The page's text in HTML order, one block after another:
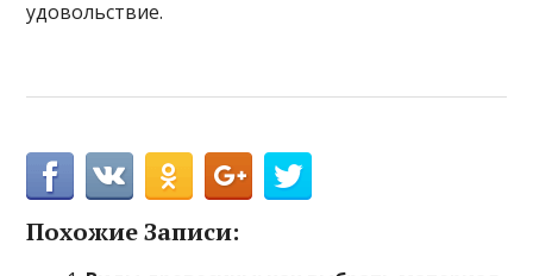
удовольствие.
Похожие Записи: